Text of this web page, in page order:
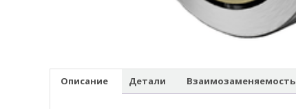
Описание Детали Взаимозаменяемость